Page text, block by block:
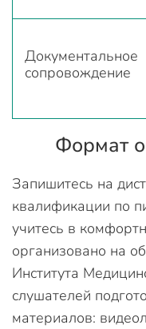
Документальное
сопровождение
Формат
Запишитесь на
квалификации по
учитесь в
организовано на
Института
слушателей
материалов: